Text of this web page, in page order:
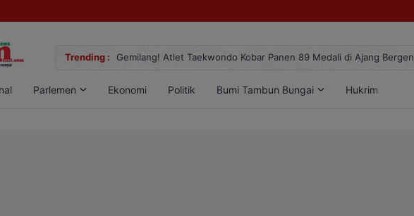
Trending : Gemilang! Atlet Taekwondo Kobar Panen 89 Medali di Ajang
Parlemen Ekonomi Politik Bumi Tambun Bungai Hukrim